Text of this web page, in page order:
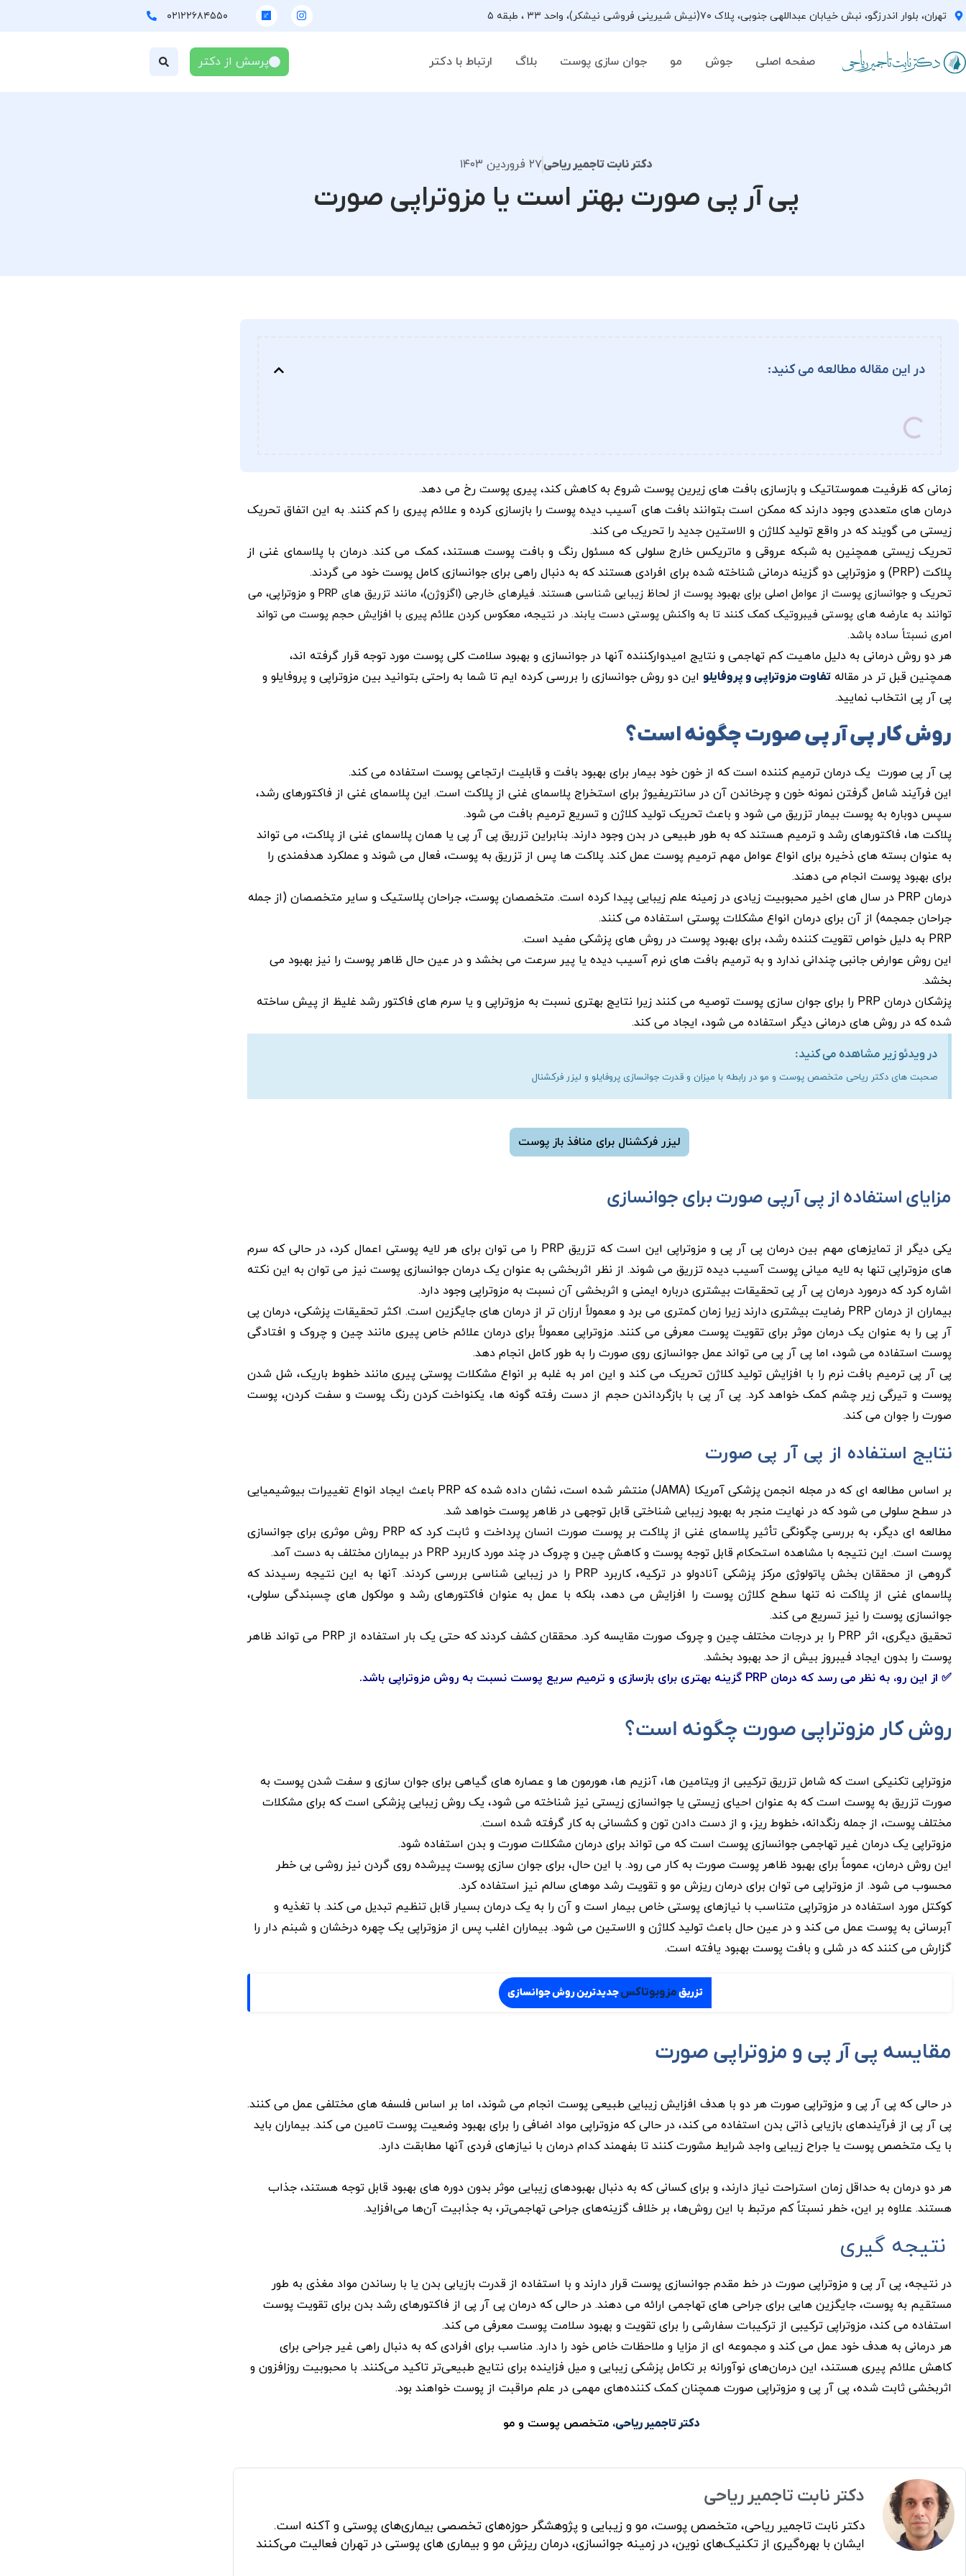
تهران، بلوار اندرزگو، نبش خیابان عبداللهی جنوبی، پلاک ۷۰(نیش شیرینی فروشی نیشکر)، واحد ۳۳ ، طبقه ۵ ۰۲۱۲۲۶۸۴۵۵۰
صفحه اصلی جوش مو جوان سازی پوست بلاگ ارتباط با دکتر پرسش از دکتر
دکتر نابت تاجمیر ریاحی۲۷ فروردین ۱۴۰۳
پی آر پی صورت بهتر است یا مزوتراپی صورت
در این مقاله مطالعه می کنید:
زمانی که ظرفیت هموستاتیک و بازسازی بافت های زیرین پوست شروع به کاهش کند، پیری پوست رخ می دهد.
درمان های متعددی وجود دارند که ممکن است بتوانند بافت های آسیب دیده پوست را بازسازی کرده و علائم پیری را کم کنند. به این اتفاق تحریک
زیستی می گویند که در واقع تولید کلاژن و الاستین جدید را تحریک می کند.
تحریک زیستی همچنین به شبکه عروقی و ماتریکس خارج سلولی که مسئول رنگ و بافت پوست هستند، کمک می کند. درمان با پلاسمای غنی از
پلاکت (PRP) و مزوتراپی دو گزینه درمانی شناخته شده برای افرادی هستند که به دنبال راهی برای جوانسازی کامل پوست خود می گردند.
تحریک و جوانسازی پوست از عوامل اصلی برای بهبود پوست از لحاظ زیبایی شناسی هستند. فیلرهای خارجی (اگزوژن)، مانند تزریق های PRP و مزوتراپی، می
توانند به عارضه های پوستی فیبروتیک کمک کنند تا به واکنش پوستی دست یابند. در نتیجه، معکوس کردن علائم پیری با افزایش حجم پوست می تواند
امری نسبتاً ساده باشد.
هر دو روش درمانی به دلیل ماهیت کم تهاجمی و نتایج امیدوارکننده آنها در جوانسازی و بهبود سلامت کلی پوست مورد توجه قرار گرفته اند،
همچنین قبل تر در مقاله تفاوت مزوتراپی و پروفایلو این دو روش جوانسازی را بررسی کرده ایم تا شما به راحتی بتوانید بین مزوتراپی و پروفایلو و
پی آر پی انتخاب نمایید.
روش کار پی آر پی صورت چگونه است؟
پی آر پی صورت یک درمان ترمیم کننده است که از خون خود بیمار برای بهبود بافت و قابلیت ارتجاعی پوست استفاده می کند.
این فرآیند شامل گرفتن نمونه خون و چرخاندن آن در سانتریفیوژ برای استخراج پلاسمای غنی از پلاکت است. این پلاسمای غنی از فاکتورهای رشد،
سپس دوباره به پوست بیمار تزریق می شود و باعث تحریک تولید کلاژن و تسریع ترمیم بافت می شود.
پلاکت ها، فاکتورهای رشد و ترمیم هستند که به طور طبیعی در بدن وجود دارند. بنابراین تزریق پی آر پی یا همان پلاسمای غنی از پلاکت، می تواند
به عنوان بسته های ذخیره برای انواع عوامل مهم ترمیم پوست عمل کند. پلاکت ها پس از تزریق به پوست، فعال می شوند و عملکرد هدفمندی را
برای بهبود پوست انجام می دهند.
درمان PRP در سال های اخیر محبوبیت زیادی در زمینه علم زیبایی پیدا کرده است. متخصصان پوست، جراحان پلاستیک و سایر متخصصان (از جمله
جراحان جمجمه) از آن برای درمان انواع مشکلات پوستی استفاده می کنند.
PRP به دلیل خواص تقویت کننده رشد، برای بهبود پوست در روش های پزشکی مفید است.
این روش عوارض جانبی چندانی ندارد و به ترمیم بافت های نرم آسیب دیده یا پیر سرعت می بخشد و در عین حال ظاهر پوست را نیز بهبود می
بخشد.
پزشکان درمان PRP را برای جوان سازی پوست توصیه می کنند زیرا نتایج بهتری نسبت به مزوتراپی و یا سرم های فاکتور رشد غلیظ از پیش ساخته
شده که در روش های درمانی دیگر استفاده می شود، ایجاد می کند.
در ویدئو زیر مشاهده می کنید:
صحبت های دکتر ریاحی متخصص پوست و مو در رابطه با میزان و قدرت جوانسازی پروفایلو و لیزر فرکشنال
لیزر فرکشنال برای منافذ باز پوست
مزایای استفاده از پی آرپی صورت برای جوانسازی
یکی دیگر از تمایزهای مهم بین درمان پی آر پی و مزوتراپی این است که تزریق PRP را می توان برای هر لایه پوستی اعمال کرد، در حالی که سرم
های مزوتراپی تنها به لایه میانی پوست آسیب دیده تزریق می شوند. از نظر اثربخشی به عنوان یک درمان جوانسازی پوست نیز می توان به این نکته
اشاره کرد که درمورد درمان پی آر پی تحقیقات بیشتری درباره ایمنی و اثربخشی آن نسبت به مزوتراپی وجود دارد.
بیماران از درمان PRP رضایت بیشتری دارند زیرا زمان کمتری می برد و معمولاً ارزان تر از درمان های جایگزین است. اکثر تحقیقات پزشکی، درمان پی
آر پی را به عنوان یک درمان موثر برای تقویت پوست معرفی می کنند. مزوتراپی معمولاً برای درمان علائم خاص پیری مانند چین و چروک و افتادگی
پوست استفاده می شود، اما پی آر پی می تواند عمل جوانسازی روی صورت را به طور کامل انجام دهد.
پی آر پی ترمیم بافت نرم را با افزایش تولید کلاژن تحریک می کند و این امر به غلبه بر انواع مشکلات پوستی پیری مانند خطوط باریک، شل شدن
پوست و تیرگی زیر چشم کمک خواهد کرد. پی آر پی با بازگرداندن حجم از دست رفته گونه ها، یکنواخت کردن رنگ پوست و سفت کردن، پوست
صورت را جوان می کند.
نتایج استفاده از پی آر پی صورت
بر اساس مطالعه ای که در مجله انجمن پزشکی آمریکا (JAMA) منتشر شده است، نشان داده شده که PRP باعث ایجاد انواع تغییرات بیوشیمیایی
در سطح سلولی می شود که در نهایت منجر به بهبود زیبایی شناختی قابل توجهی در ظاهر پوست خواهد شد.
مطالعه ای دیگر، به بررسی چگونگی تأثیر پلاسمای غنی از پلاکت بر پوست صورت انسان پرداخت و ثابت کرد که PRP روش موثری برای جوانسازی
پوست است. این نتیجه با مشاهده استحکام قابل توجه پوست و کاهش چین و چروک در چند مورد کاربرد PRP در بیماران مختلف به دست آمد.
گروهی از محققان بخش پاتولوژی مرکز پزشکی آنادولو در ترکیه، کاربرد PRP را در زیبایی شناسی بررسی کردند. آنها به این نتیجه رسیدند که
پلاسمای غنی از پلاکت نه تنها سطح کلاژن پوست را افزایش می دهد، بلکه با عمل به عنوان فاکتورهای رشد و مولکول های چسبندگی سلولی،
جوانسازی پوست را نیز تسریع می کند.
تحقیق دیگری، اثر PRP را بر درجات مختلف چین و چروک صورت مقایسه کرد. محققان کشف کردند که حتی یک بار استفاده از PRP می تواند ظاهر
پوست را بدون ایجاد فیبروز بیش از حد بهبود بخشد.
✅ از این رو، به نظر می رسد که درمان PRP گزینه بهتری برای بازسازی و ترمیم سریع پوست نسبت به روش مزوتراپی باشد.
روش کار مزوتراپی صورت چگونه است؟
مزوتراپی تکنیکی است که شامل تزریق ترکیبی از ویتامین ها، آنزیم ها، هورمون ها و عصاره های گیاهی برای جوان سازی و سفت شدن پوست به
صورت تزریق به پوست است که به عنوان احیای زیستی یا جوانسازی زیستی نیز شناخته می شود، یک روش زیبایی پزشکی است که برای مشکلات
مختلف پوست، از جمله رنگدانه، خطوط ریز، و از دست دادن تون و کشسانی به کار گرفته شده است.
مزوتراپی یک درمان غیر تهاجمی جوانسازی پوست است که می تواند برای درمان مشکلات صورت و بدن استفاده شود.
این روش درمان، عموماً برای بهبود ظاهر پوست صورت به کار می رود. با این حال، برای جوان سازی پوست پیرشده روی گردن نیز روشی بی خطر
محسوب می شود. از مزوتراپی می توان برای درمان ریزش مو و تقویت رشد موهای سالم نیز استفاده کرد.
کوکتل مورد استفاده در مزوتراپی متناسب با نیازهای پوستی خاص بیمار است و آن را به یک درمان بسیار قابل تنظیم تبدیل می کند. با تغذیه و
آبرسانی به پوست عمل می کند و در عین حال باعث تولید کلاژن و الاستین می شود. بیماران اغلب پس از مزوتراپی یک چهره درخشان و شبنم دار را
گزارش می کنند که در شلی و بافت پوست بهبود یافته است.
تزریقمزوبوتاکسجدیدترین روش جوانسازی
مقایسه پی آر پی و مزوتراپی صورت
در حالی که پی آر پی و مزوتراپی صورت هر دو با هدف افزایش زیبایی طبیعی پوست انجام می شوند، اما بر اساس فلسفه های مختلفی عمل می کنند.
پی آر پی از فرآیندهای بازیابی ذاتی بدن استفاده می کند، در حالی که مزوتراپی مواد اضافی را برای بهبود وضعیت پوست تامین می کند. بیماران باید
با یک متخصص پوست یا جراح زیبایی واجد شرایط مشورت کنند تا بفهمند کدام درمان با نیازهای فردی آنها مطابقت دارد.
هر دو درمان به حداقل زمان استراحت نیاز دارند، و برای کسانی که به دنبال بهبودهای زیبایی موثر بدون دوره های بهبود قابل توجه هستند، جذاب
هستند. علاوه بر این، خطر نسبتاً کم مرتبط با این روش‌ها، بر خلاف گزینه‌های جراحی تهاجمی‌تر، به جذابیت آن‌ها می‌افزاید.
نتیجه گیری
در نتیجه، پی آر پی و مزوتراپی صورت در خط مقدم جوانسازی پوست قرار دارند و با استفاده از قدرت بازیابی بدن یا با رساندن مواد مغذی به طور
مستقیم به پوست، جایگزین هایی برای جراحی های تهاجمی ارائه می دهند. در حالی که درمان پی آر پی از فاکتورهای رشد بدن برای تقویت پوست
استفاده می کند، مزوتراپی ترکیبی از ترکیبات سفارشی را برای تقویت و بهبود سلامت پوست معرفی می کند.
هر درمانی به هدف خود عمل می کند و مجموعه ای از مزایا و ملاحظات خاص خود را دارد. مناسب برای افرادی که به دنبال راهی غیر جراحی برای
کاهش علائم پیری هستند، این درمان‌های نوآورانه بر تکامل پزشکی زیبایی و میل فزاینده برای نتایج طبیعی‌تر تاکید می‌کنند. با محبوبیت روزافزون و
اثربخشی ثابت شده، پی آر پی و مزوتراپی صورت همچنان کمک‌ کننده‌های مهمی در علم مراقبت از پوست خواهند بود.
دکتر تاجمیر ریاحی، متخصص پوست و مو
دکتر نابت تاجمیر ریاحی
دکتر نابت تاجمیر ریاحی، متخصص پوست، مو و زیبایی و پژوهشگر حوزه‌های تخصصی بیماری‌های پوستی و آکنه است.
ایشان با بهره‌گیری از تکنیک‌های نوین، در زمینه جوانسازی، درمان ریزش مو و بیماری های پوستی در تهران فعالیت می‌کنند